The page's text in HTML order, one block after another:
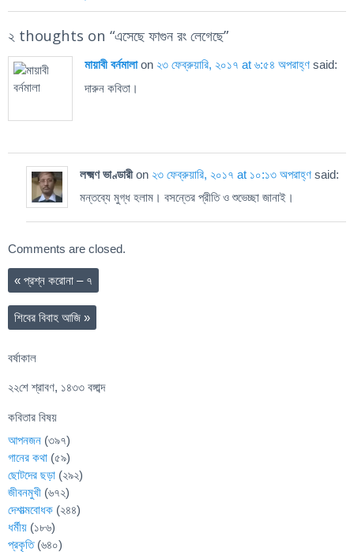
২ thoughts on “এসেছে ফাগুন রং লেগেছে”
মায়াবী বর্নমালাon ২৩ ফেব্রুয়ারি, ২০১৭ at ৬:৫৪ অপরাহ্ণ said:
দারুন কবিতা।
লক্ষ্মণ ভাণ্ডারীon ২৩ ফেব্রুয়ারি, ২০১৭ at ১০:১৩ অপরাহ্ণ said:
মন্তব্যে মুগ্ধ হলাম। বসন্তের প্রীতি ও শুভেচ্ছা জানাই।
Comments are closed.
« প্রশ্ন করোনা – ৭
শিবের বিবাহ আজি »
বর্ষাকাল
২২শে শ্রাবণ, ১৪৩৩ বঙ্গাব্দ
কবিতার বিষয়
আপনজন (৩৯৭)
গানের কথা (৫৯)
ছোটদের ছড়া (২৯২)
জীবনমুখী (৬৭২)
দেশাত্মবোধক (২৪৪)
ধর্মীয় (১৮৬)
প্রকৃতি(৬৪০)